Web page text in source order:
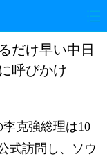
経済
写真
だけ早い中日
呼びかけ
克強総理は10
式訪問し、ソウ